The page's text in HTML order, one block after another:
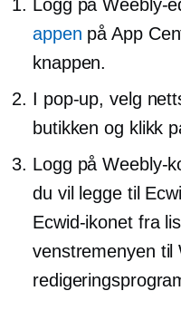
Logg på Weebly-
appen på App
knappen.
I pop-up, velg
butikken og klikk
Logg på Weebly-
du vil legge til
Ecwid-ikonet fra
venstremenyen til